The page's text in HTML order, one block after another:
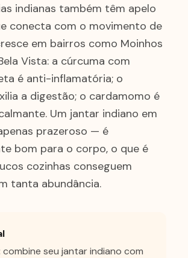
indianas também têm apelo
conecta com o movimento de
em bairros como Moinhos
Vista: a cúrcuma com
é anti-inflamatória; o
a digestão; o cardamomo é
Um jantar indiano em
prazeroso — é
bom para o corpo, o que é
cozinhas conseguem
tanta abundância.
combine seu jantar indiano com